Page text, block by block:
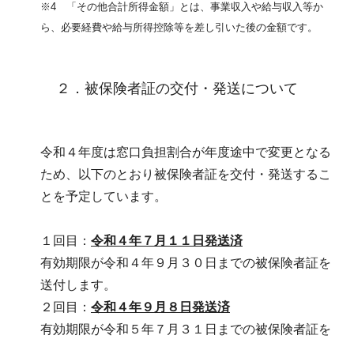
※4 「その他合計所得金額」とは、事業収入や給与収入等か
ら、必要経費や給与所得控除等を差し引いた後の金額です。
２．被保険者証の交付・発送について
令和４年度は窓口負担割合が年度途中で変更となる
ため、以下のとおり被保険者証を交付・発送するこ
とを予定しています。
１回目： 令和４年７月１１日発送済
有効期限が令和４年９月３０日までの被保険者証を
送付します。
２回目： 令和４年９月８日発送済
有効期限が令和５年７月３１日までの被保険者証を